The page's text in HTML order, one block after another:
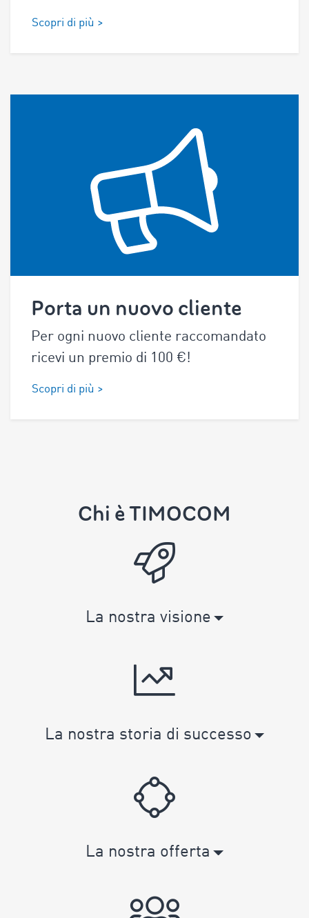
Scopri di più >
Porta un nuovo cliente
Per ogni nuovo cliente raccomandato
ricevi un premio di 100 €!
Scopri di più >
Chi è TIMOCOM
La nostra visione
La nostra storia di successo
La nostra offerta